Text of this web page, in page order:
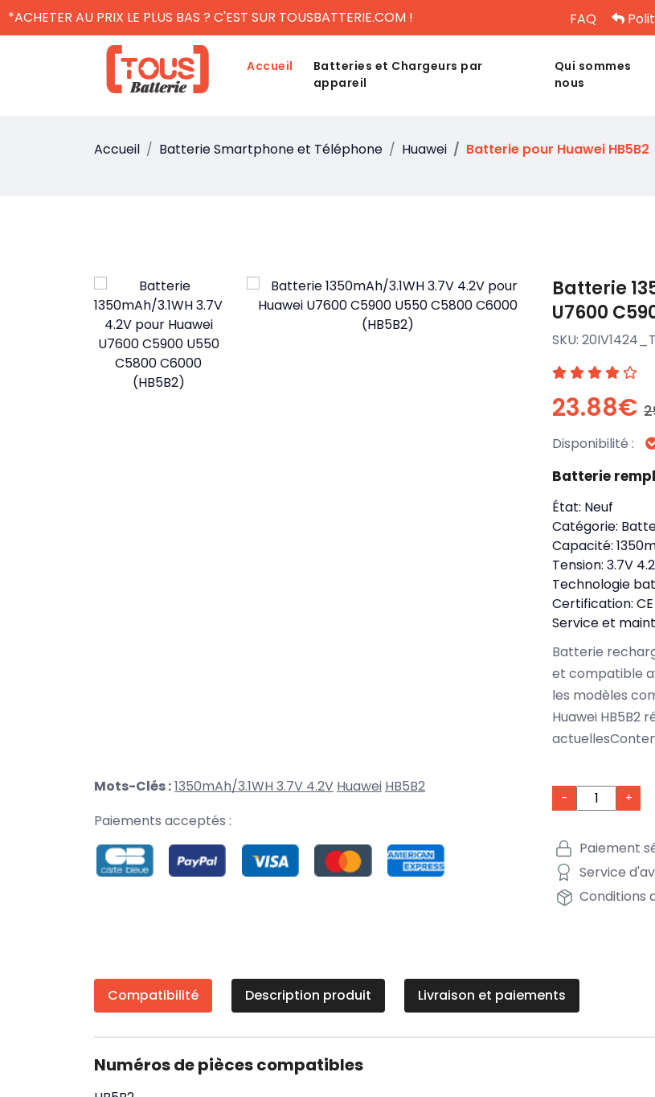
*ACHETER AU PRIX LE PLUS BAS ? C'EST SUR TOUSBATTERIE.COM ! FAQ
Accueil
Batteries et Chargeurs par
appareil
Qui sommes
nous
Accueil Batterie Smartphone et Téléphone Huawei Batterie pour Huawei HB5B2
Mots-Clés :1350mAh/3.1WH 3.7V 4.2V Huawei HB5B2
Paiements acceptés :
Batterie
U7600
SKU:
23.88€
Disponibilité :
Batterie
État: Neuf
Catégorie:
Capacité:
Tension: 3.7V
Technologie
Certification: CE
Service et
Batterie
et compatible
les modèles
Huawei HB5B2
- +
Paiement
Service
Conditions
Compatibilité Description produit Livraison et paiements
Numéros de pièces compatibles